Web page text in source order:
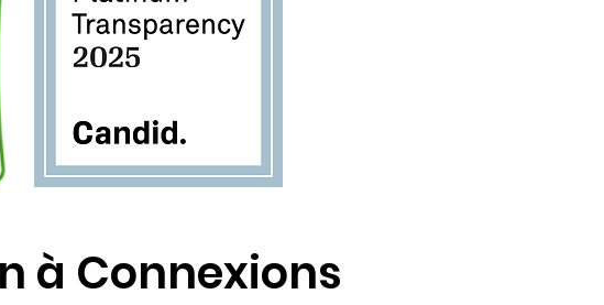
à Connexions